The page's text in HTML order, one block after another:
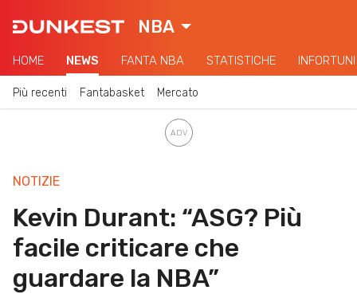
NBA
HOME NEWS FANTA NBA STATISTICHE INFORTUNI
Più recenti Fantabasket Mercato
NOTIZIE
Kevin Durant: “ASG? Più
facile criticare che
guardare la NBA”